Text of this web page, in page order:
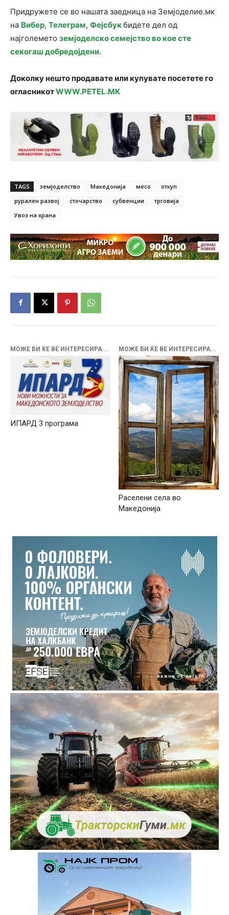
Придружете се во нашата заедница на Земјоделие.мк
на Вибер, Телеграм, Фејсбукбидете дел од
најголемето земјоделско семејство во кое сте
секогаш добредојдени.
Доколку нешто продавате или купувате посетете го
огласникотWWW.PETEL.MK
TAGS земјоделство Македонија месо
откуп
рурален развој
сточарство субвенции
трговија
Увоз на храна
МОЖЕ БИ ЌЕ ВЕ ИНТЕРЕСИРА...
ИПАРД 3 програма
МОЖЕ БИ ЌЕ ВЕ ИНТЕРЕСИРА...
Раселени села во
Македонија